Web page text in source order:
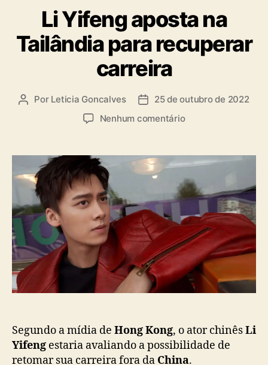
t
e
g
o
r
a
s
Li Yifeng aposta na
Tailândia para recuperar
carreira
A
r
o
o
s
t
Por Leticia Goncalves
D
d
e
b
l
i
c
a
ç
25 de outubro de 2022
Nenhum comentárioe
i
i
f
n
g
a
p
o
n
a
T
Segundo a mídia de Hong Kong, o ator chinêsLi
Yifeng estaria avaliando a possibilidade de
retomar sua carreira fora da China.